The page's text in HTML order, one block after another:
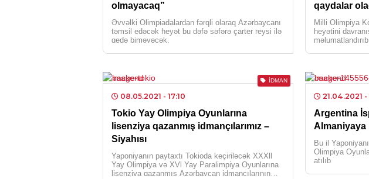
olmayacaq”
Əvvəlki Olimpiadalardan fərqli olaraq Azərbaycanı
təmsil edəcək heyət bu dəfə səfərə çarter reysi ilə
gedə biməyəcək.
qaydalar
Milli Olimpiya
heyətini
məlumatlandırıb
İDMAN
08.05.2021 - 17:10
Tokio Yay Olimpiya Oyunlarına
lisenziya qazanmış idmançılarımız –
Siyahısı
Yaponiyanın paytaxtı Tokioda keçiriləcək XXXll
Yay Olimpiya və XVl Yay Paralimpiya Oyunlarına
lisenziya qazanmış Azərbaycan idmançılarının
21.04.2021 -
Argentina
Almaniyaya
Bu il
Olimpiya
atılıb